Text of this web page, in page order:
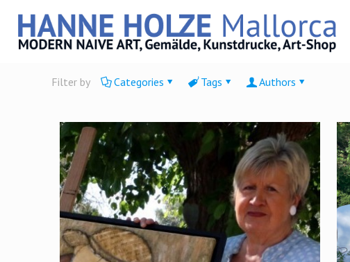
Filter by Categories Tags Authors